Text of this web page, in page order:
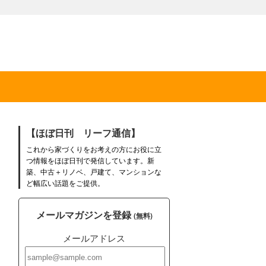
【ほぼ日刊 リーフ通信】
これから家づくりをお考えの方にお役に立
つ情報をほぼ日刊で発信しています。新
築、中古＋リノベ、戸建て、マンションな
ど幅広い話題をご提供。
メールマガジンを登録(無料)
メールアドレス